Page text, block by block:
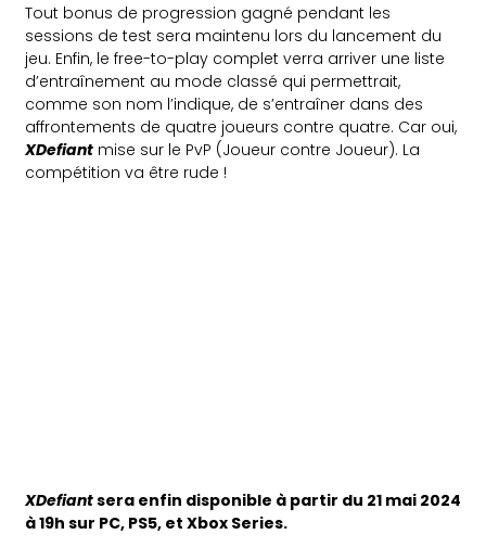
Tout bonus de progression gagné pendant les
sessions de test sera maintenu lors du lancement du
jeu. Enfin, le free-to-play complet verra arriver une liste
d’entraînement au mode classé qui permettrait,
comme son nom l’indique, de s’entraîner dans des
affrontements de quatre joueurs contre quatre. Car oui,
XDefiant mise sur le PvP (Joueur contre Joueur). La
compétition va être rude !
XDefiantsera enfin disponible à partir du 21 mai 2024
à 19h sur PC, PS5, et Xbox Series.